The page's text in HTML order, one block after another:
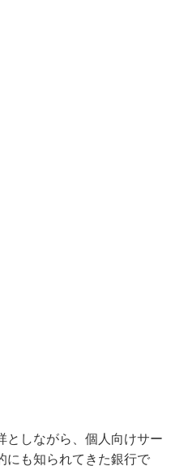
としながら、個人向けサー
にも知られてきた銀行で